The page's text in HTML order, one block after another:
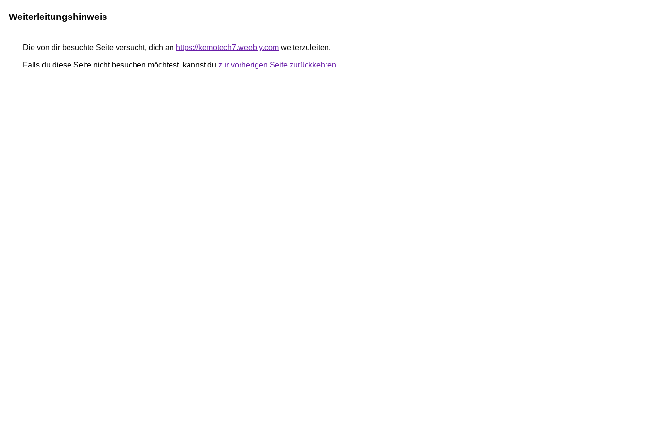
Weiterleitungshinweis
Die von dir besuchte Seite versucht, dich an https://kemotech7.weebly.com weiterzuleiten.
Falls du diese Seite nicht besuchen möchtest, kannst du zur vorherigen Seite zurückkehren.